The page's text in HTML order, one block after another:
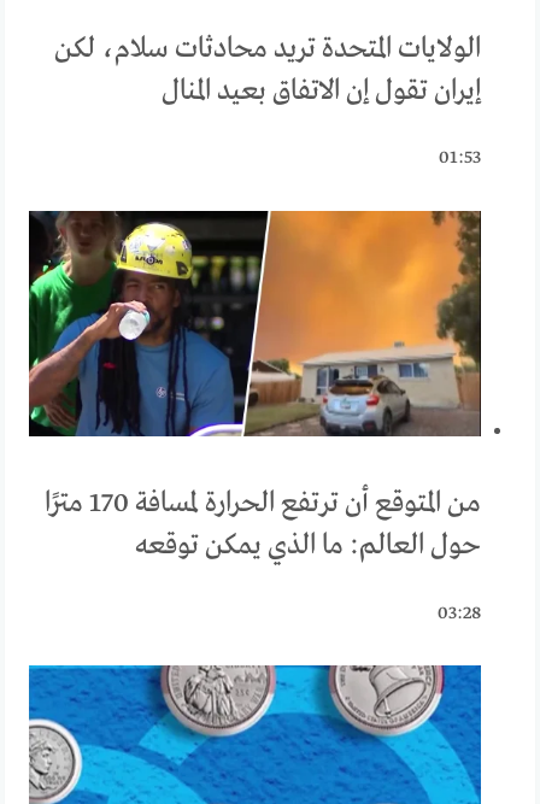
الولايات المتحدة تريد محادثات سلام، لكن
إيران تقول إن الاتفاق بعيد المنال
01:53
من المتوقع أن ترتفع الحرارة لمسافة 170 مترًا
حول العالم: ما الذي يمكن توقعه
03:28